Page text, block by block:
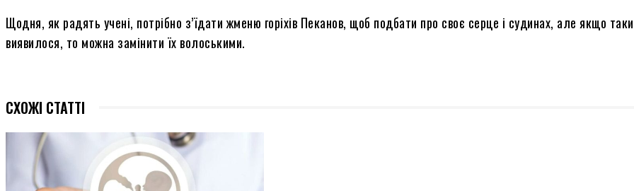
Щодня, як радять учені, потрібно з’їдати жменю горіхів Пеканов, щоб подбати про своє серце і судинах, але якщо
виявилося, то можна замінити їх волоськими.
СХОЖІ СТАТТІ